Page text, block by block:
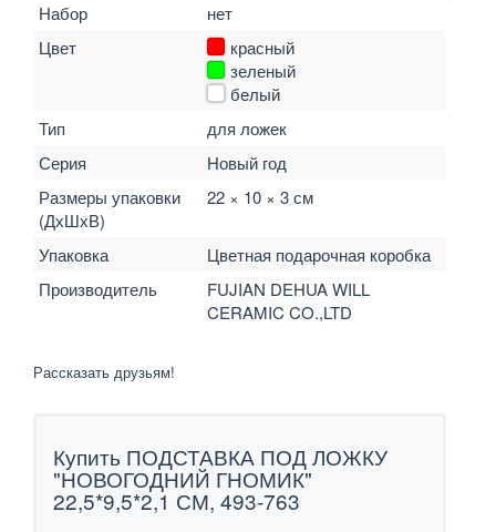
Набор
нет
Цвет
красный
зеленый
белый
Тип
для ложек
Серия
Новый год
Размеры упаковки
(ДхШхВ)
22 × 10 × 3 см
Упаковка
Цветная подарочная коробка
Производитель
FUJIAN DEHUA WILL
CERAMIC CO.,LTD
Рассказать друзьям!
Купить ПОДСТАВКА ПОД ЛОЖКУ
"НОВОГОДНИЙ ГНОМИК"
22,5*9,5*2,1 СМ, 493-763